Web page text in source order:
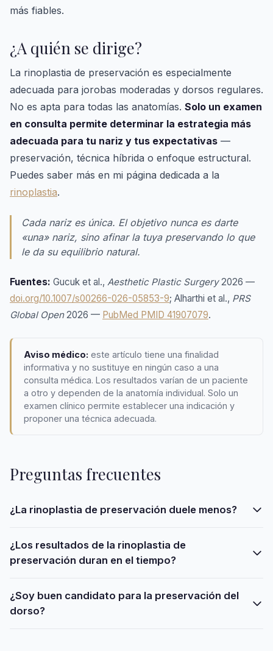
más fiables.
¿A quién se dirige?
La rinoplastia de preservación es especialmente
adecuada para jorobas moderadas y dorsos regulares.
No es apta para todas las anatomías. Solo un examen
en consulta permite determinar la estrategia más
adecuada para tu nariz y tus expectativas —
preservación, técnica híbrida o enfoque estructural.
Puedes saber más en mi página dedicada a la
rinoplastia.
Cada nariz es única. El objetivo nunca es darte
«una» nariz, sino afinar la tuya preservando lo que
le da su equilibrio natural.
Fuentes: Gucuk et al., Aesthetic Plastic Surgery2026 —
doi.org/10.1007/s00266-026-05853-9; Alharthi et al., PRS
Global Open2026 — PubMed PMID 41907079.
Aviso médico: este artículo tiene una finalidad
informativa y no sustituye en ningún caso a una
consulta médica. Los resultados varían de un paciente
a otro y dependen de la anatomía individual. Solo un
examen clínico permite establecer una indicación y
proponer una técnica adecuada.
Preguntas frecuentes
¿La rinoplastia de preservación duele menos?
¿Los resultados de la rinoplastia de
preservación duran en el tiempo?
¿Soy buen candidato para la preservación del
dorso?